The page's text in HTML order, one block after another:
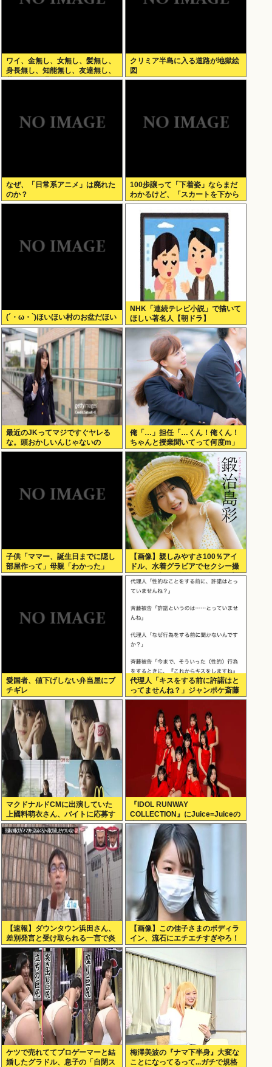
ワイ、金無し、女無し、髪無し、
身長無し、知能無し、友達無し、
若さ無し、職歴無し、やる気無し
クリミア半島に入る道路が地獄絵
図
なぜ、「日常系アニメ」は廃れた
のか？
100歩譲って「下着姿」ならまだ
わかるけど、「スカートを下から
盗撮して写った下着写真」見て何
が楽しいんだ？
(´・ω・`)ほいほい村のお盆だほい
NHK「連続テレビ小説」で描いて
ほしい著名人【朝ドラ】
最近のJKってマジですぐヤレる
な。頭おかしいんじゃないの
俺「…」担任「…くん！俺くん！
ちゃんと授業聞いてって何度m」
俺「(───来るッ！)」
子供「ママー、誕生日までに隠し
部屋作って」母親「わかった」
【画像】親しみやすさ100％アイ
ドル、水着グラビアでセクシー撮
wwwアプガ鍛治島彩、「週刊プレ
イボーイ」で美スタイルを大解
放！！！
愛国者、値下げしない弁当屋にブ
チギレ
代理人「キスをする前に許諾はと
ってませんね？」ジャンポケ斎藤
「今までこれからキスしますなん
て宣言することなかったので」
マクドナルドCMに出演していた
上國料萌衣さん、バイトに応募す
るも書類選考で落ちる
『IDOL RUNWAY
COLLECTION』にJuice=Juiceの
出演決定
【速報】ダウンタウン浜田さん、
差別発言と受け取られる一言で炎
上www
【画像】この佳子さまのボディラ
イン、流石にエチエチすぎやろ！
ケツで売れててプロゲーマーと結
婚したグラドル、息子の「自閉ス
梅澤美波の『ナマ下半身』大変な
ことになってるって...ガチで規格